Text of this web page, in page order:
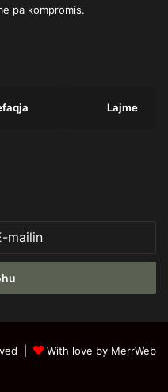
pa kompromis.
Lajme
|
With love by MerrWeb